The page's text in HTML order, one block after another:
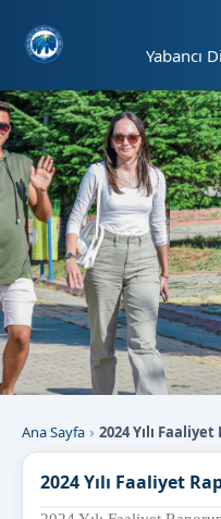
Yabancı
Ana Sayfa 2024 Yılı
2024 Yılı Faaliyet